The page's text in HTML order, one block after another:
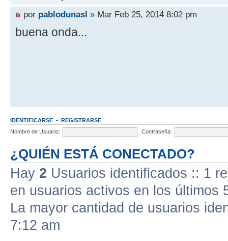
por pablodunasl » Mar Feb 25, 2014 8:02 pm
buena onda...
IDENTIFICARSE • REGISTRARSE
Nombre de Usuario:
Contraseña:
¿QUIÉN ESTÁ CONECTADO?
Hay 2 Usuarios identificados :: 1
en usuarios activos en los últimos
La mayor cantidad de usuarios
7:12 am